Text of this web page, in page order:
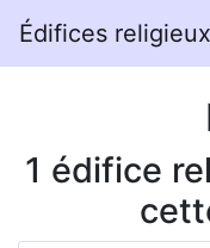
Édifices
1 édifice